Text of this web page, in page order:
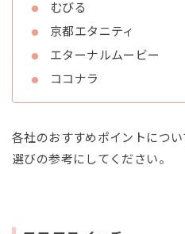
むびる
京都エタニティ
エターナルムービー
ココナラ
各社のおすすめポイントにつ
選びの参考にしてください。